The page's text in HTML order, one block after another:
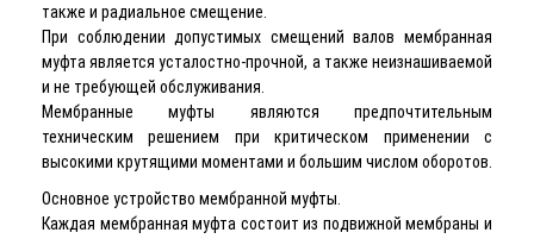
также и радиальное смещение.
При соблюдении допустимых смещений валов мембранная
муфта является усталостно-прочной, а также неизнашиваемой
и не требующей обслуживания.
Мембранные муфты являются предпочтительным
техническим решением при критическом применении с
высокими крутящими моментами и большим числом оборотов.
Основное устройство мембранной муфты.
Каждая мембранная муфта состоит из подвижной мембраны и